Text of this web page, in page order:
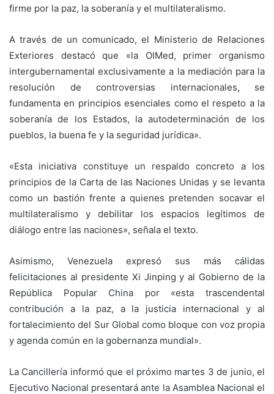
firme por la paz, la soberanía y el multilateralismo.
A través de un comunicado, el Ministerio de Relaciones
Exteriores destacó que «la OIMed, primer organismo
intergubernamental exclusivamente a la mediación para la
resolución de controversias internacionales, se
fundamenta en principios esenciales como el respeto a la
soberanía de los Estados, la autodeterminación de los
pueblos, la buena fe y la seguridad jurídica».
«Esta iniciativa constituye un respaldo concreto a los
principios de la Carta de las Naciones Unidas y se levanta
como un bastión frente a quienes pretenden socavar el
multilateralismo y debilitar los espacios legítimos de
diálogo entre las naciones», señala el texto.
Asimismo, Venezuela expresó sus más cálidas
felicitaciones al presidente Xi Jinping y al Gobierno de la
República Popular China por «esta trascendental
contribución a la paz, a la justicia internacional y al
fortalecimiento del Sur Global como bloque con voz propia
y agenda común en la gobernanza mundial».
La Cancillería informó que el próximo martes 3 de junio, el
Ejecutivo Nacional presentará ante la Asamblea Nacional el